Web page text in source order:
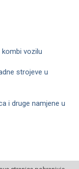
vozilu
strojeve u
i druge namjene u